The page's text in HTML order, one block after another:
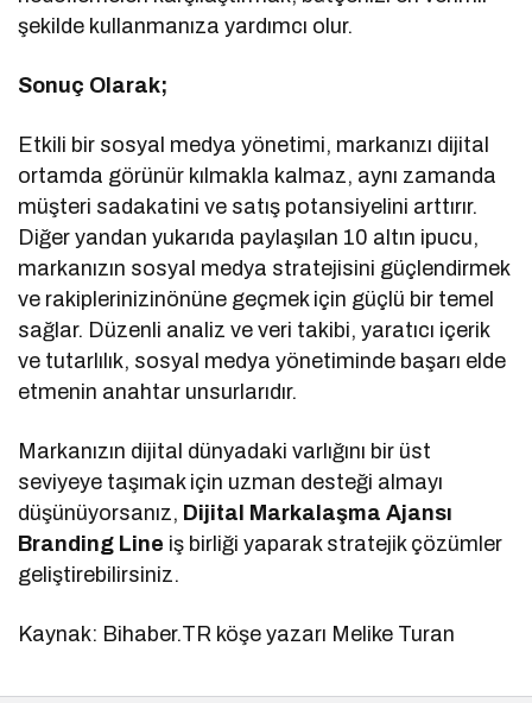
şekilde kullanmanıza yardımcı olur.
Sonuç Olarak;
Etkili bir sosyal medya yönetimi, markanızı dijital
ortamda görünür kılmakla kalmaz, aynı zamanda
müşteri sadakatini ve satış potansiyelini arttırır.
Diğer yandan yukarıda paylaşılan 10 altın ipucu,
markanızın sosyal medya stratejisini güçlendirmek
ve rakiplerinizinönüne geçmek için güçlü bir temel
sağlar. Düzenli analiz ve veri takibi, yaratıcı içerik
ve tutarlılık, sosyal medya yönetiminde başarı elde
etmenin anahtar unsurlarıdır.
Markanızın dijital dünyadaki varlığını bir üst
seviyeye taşımak için uzman desteği almayı
düşünüyorsanız, Dijital Markalaşma Ajansı
Branding Line iş birliği yaparak stratejik çözümler
geliştirebilirsiniz.
Kaynak: Bihaber.TR köşe yazarı Melike Turan